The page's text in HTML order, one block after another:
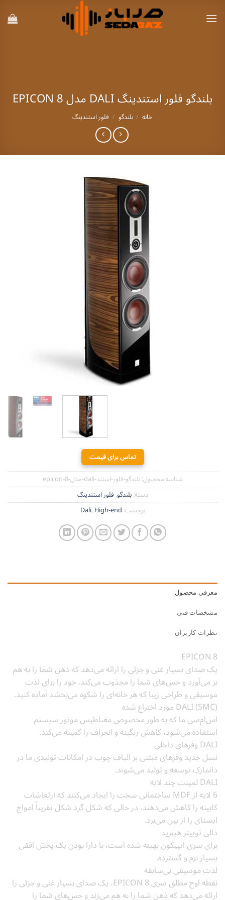
بلندگو فلور استندینگ DALI مدل EPICON 8
خانه / بلندگو / فلور استندینگ
تماس برای قیمت
شناسه محصول:بلندگو-فلور-استند-dali-مدل-epicon-8
دسته:بلندگو,فلور استندینگ
برچسب:
Dali,High-end
معرفی محصول
مشخصات فنی
نظرات کاربران
EPICON 8
یک صدای بسیار غنی و جزئی را ارائه می‌دهد که ذهن شما را به هم
بر می‌آورد و حس‌های شما را مجذوب می‌کند. خود را برای لذت
موسیقی و طراحی زیبا که هر خانه‌ای را شکوه می‌بخشد آماده کنید.
DALI (SMC) مورد اختراع شده
اس‌ام‌سی ما که به طور مخصوص مغناطیس موتور سیستم
استفاده می‌شود، کاهش رنگینه و انحراف را کمینه می‌کند.
DALI وفرهای داخلی
نسل جدید وفرهای مبتنی بر الیاف چوب در امکانات تولیدی ما در
دانمارک توسعه و تولید می‌شوند.
DALI لمینت چند لایه
6 لایه از MDF ساختمانی سخت را ایجاد می‌کنند که ارتعاشات
کابینه را کاهش می‌دهند، در حالی که شکل گرد شکل تقریباً امواج
ایستای را از بین می‌برد.
دالی توییتر هیبرید
برای سری ایپیکون بهینه شده است، با دارا بودن یک پخش افقی
بسیار نرم و گسترده.
لذت موسیقی بی‌سابقه
نقطه اوج مطلق سری EPICON 8، یک صدای بسیار غنی و جزئی را
ارائه می‌دهد که ذهن شما را به هم می‌زند و حس‌های شما را